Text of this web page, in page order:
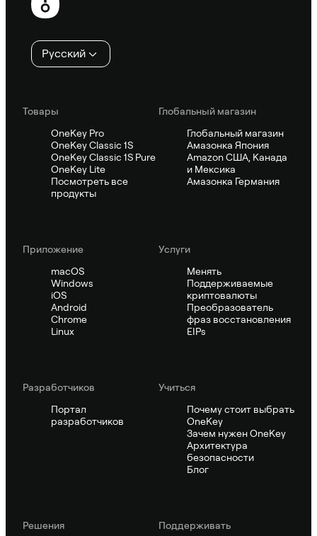
колонтитул
Русский
Товары
OneKey Pro
OneKey Classic 1S
OneKey Classic 1S Pure
OneKey Lite
Посмотреть все
продукты
Глобальный магазин
Глобальный магазин
Амазонка Япония
Amazon США, Канада
и Мексика
Амазонка Германия
Приложение
macOS
Windows
iOS
Android
Chrome
Linux
Услуги
Менять
Поддерживаемые
криптовалюты
Преобразователь
фраз восстановления
EIPs
Pазработчиков
Портал
разработчиков
Учиться
Почему стоит выбрать
OneKey
Зачем нужен OneKey
Архитектура
безопасности
Блог
Решения
Поддерживать